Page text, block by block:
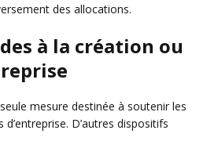
des allocations.
à la création ou
seule mesure destinée à soutenir les
D’autres dispositifs